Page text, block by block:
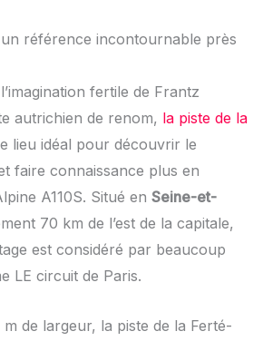
référence incontournable près
fertile de Frantz
autrichien de renom, la piste de la
lieu idéal pour découvrir le
faire connaissance plus en
A110S. Situé en Seine-et-
70 km de l’est de la capitale,
est considéré par beaucoup
LE circuit de Paris.
de largeur, la piste de la Ferté-